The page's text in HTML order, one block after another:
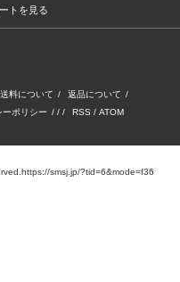
トを見る
料について / 返品について /
ーポリシー / / / RSS / ATOM
smsj.jp/?tid=6&mode=f36